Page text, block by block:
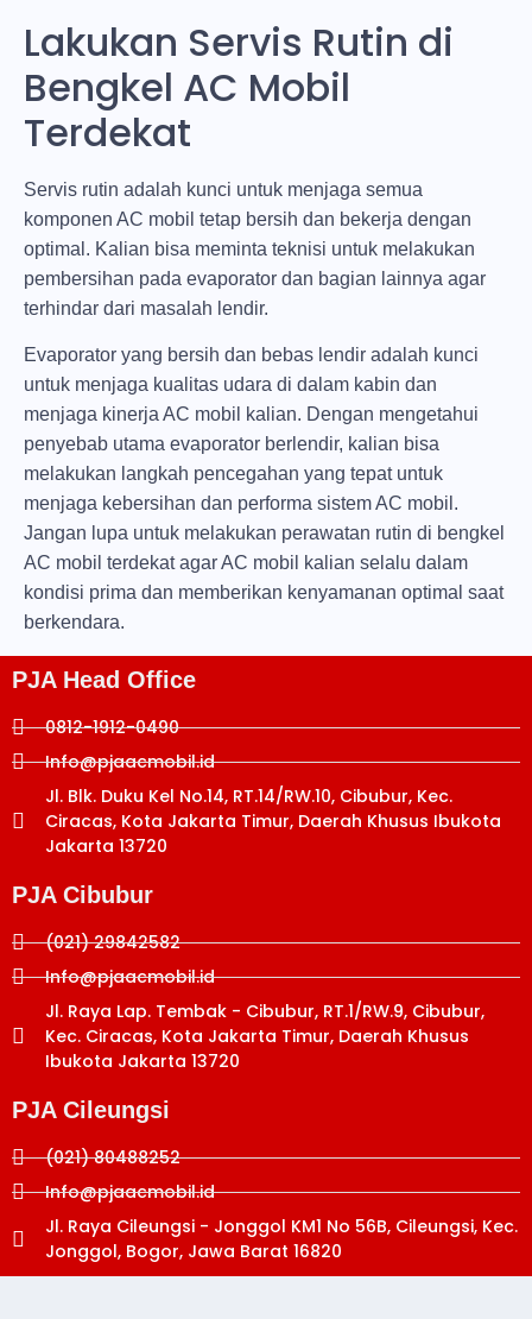
Lakukan Servis Rutin di
Bengkel AC Mobil
Terdekat
Servis rutin adalah kunci untuk menjaga semua
komponen AC mobil tetap bersih dan bekerja dengan
optimal. Kalian bisa meminta teknisi untuk melakukan
pembersihan pada evaporator dan bagian lainnya agar
terhindar dari masalah lendir.
Evaporator yang bersih dan bebas lendir adalah kunci
untuk menjaga kualitas udara di dalam kabin dan
menjaga kinerja AC mobil kalian. Dengan mengetahui
penyebab utama evaporator berlendir, kalian bisa
melakukan langkah pencegahan yang tepat untuk
menjaga kebersihan dan performa sistem AC mobil.
Jangan lupa untuk melakukan perawatan rutin di bengkel
AC mobil terdekat agar AC mobil kalian selalu dalam
kondisi prima dan memberikan kenyamanan optimal saat
berkendara.
PJA Head Office
0812-1912-0490
Info@pjaacmobil.id
Jl. Blk. Duku Kel No.14, RT.14/RW.10, Cibubur, Kec.
Ciracas, Kota Jakarta Timur, Daerah Khusus Ibukota
Jakarta 13720
PJA Cibubur
(021) 29842582
Info@pjaacmobil.id
Jl. Raya Lap. Tembak - Cibubur, RT.1/RW.9, Cibubur,
Kec. Ciracas, Kota Jakarta Timur, Daerah Khusus
Ibukota Jakarta 13720
PJA Cileungsi
(021) 80488252
Info@pjaacmobil.id
Jl. Raya Cileungsi - Jonggol KM1 No 56B, Cileungsi, Kec.
Jonggol, Bogor, Jawa Barat 16820